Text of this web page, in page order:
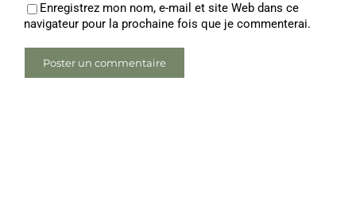
Enregistrez mon nom, e-mail et site Web dans ce
navigateur pour la prochaine fois que je commenterai.